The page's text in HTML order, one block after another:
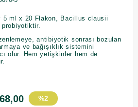
5 ml x 20 Flakon, Bacillus clausii
probiyotiktir.
antibiyotik sonrası bozulan
ve bağışıklık sistemini
olur. Hem yetişkinler hem de
%2